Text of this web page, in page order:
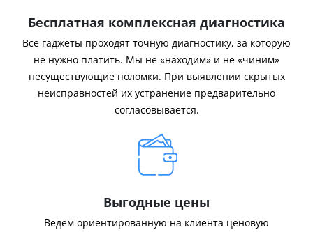
Бесплатная комплексная диагностика
Все гаджеты проходят точную диагностику, за которую
не нужно платить. Мы не «находим» и не «чиним»
несуществующие поломки. При выявлении скрытых
неисправностей их устранение предварительно
согласовывается.
Выгодные цены
Ведем ориентированную на клиента ценовую